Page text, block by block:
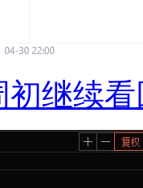
继续看